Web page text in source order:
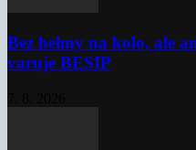
Bez helmy na kolo, ale
varuje BESIP